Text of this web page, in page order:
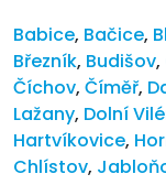
Babice, Bačice,
Březník, Budišov,
Číchov, Číměř,
Lažany, Dolní
Hartvíkovice,
Chlístov,